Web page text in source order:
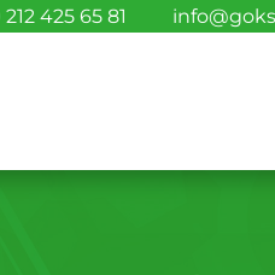
425 65 81